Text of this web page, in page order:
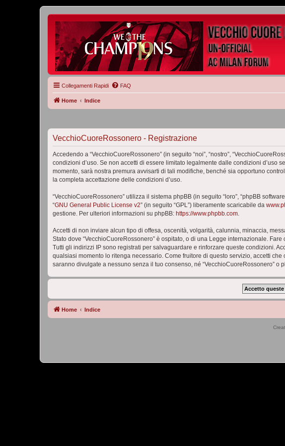
Collegamenti Rapidi FAQ
Home Indice
VecchioCuoreRossonero - Registrazione
Accedendo a “VecchioCuoreRossonero” (in seguito “noi”, “nostro”,
condizioni d’uso. Se non accetti di essere limitato legalmente dalle condizioni d’uso
momento, sarà nostra premura avvisarti di tali modifiche, benché sia opportuno
la completa accettazione delle condizioni d’uso.
“VecchioCuoreRossonero” utilizza il sistema phpBB (in seguito “loro”, “phpBB
“GNU General Public License v2” (in seguito “GPL”) liberamente scaricabile da
gestione. Per ulteriori informazioni su phpBB: https://www.phpbb.com
Accetti di non inviare alcun tipo di offesa, oscenità, volgarità, calunnia, minaccia,
Stato dove “VecchioCuoreRossonero” è ospitato, o di una Legge internazionale.
Tutti gli indirizzi IP sono registrati per salvaguardare e rinforzare queste condizioni.
qualsiasi momento lo ritenga necessario. Come fruitore di questo servizio, accetti
saranno divulgate a nessuno senza il tuo consenso, né “VecchioCuoreRossonero”
Home Indice